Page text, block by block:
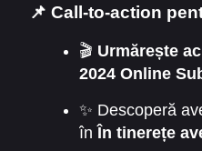
📌 Call-to-action
🎬 Urmărește
2024 Online
✨ Descoperă
înÎn tinerețe